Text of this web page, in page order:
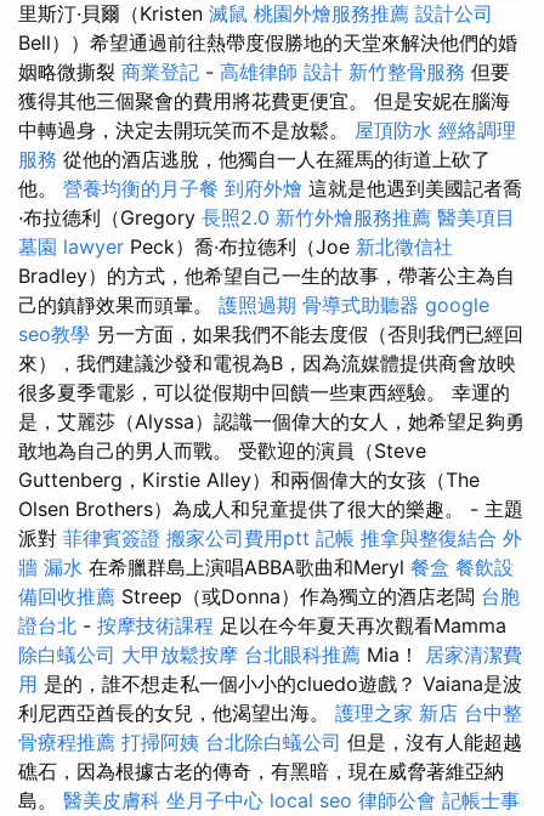
里斯汀·貝爾（Kristen 滅鼠 桃園外燴服務推薦 設計公司
Bell））希望通過前往熱帶度假勝地的天堂來解決他們的婚
姻略微撕裂 商業登記 - 高雄律師 設計 新竹整骨服務 但要
獲得其他三個聚會的費用將花費更便宜。 但是安妮在腦海
中轉過身，決定去開玩笑而不是放鬆。 屋頂防水 經絡調理
服務 從他的酒店逃脫，他獨自一人在羅馬的街道上砍了
他。 營養均衡的月子餐 到府外燴 這就是他遇到美國記者喬
·布拉德利（Gregory 長照2.0 新竹外燴服務推薦 醫美項目
墓園 lawyer Peck）喬·布拉德利（Joe 新北徵信社
Bradley）的方式，他希望自己一生的故事，帶著公主為自
己的鎮靜效果而頭暈。 護照過期 骨導式助聽器 google
seo教學 另一方面，如果我們不能去度假（否則我們已經回
來），我們建議沙發和電視為B，因為流媒體提供商會放映
很多夏季電影，可以從假期中回饋一些東西經驗。 幸運的
是，艾麗莎（Alyssa）認識一個偉大的女人，她希望足夠勇
敢地為自己的男人而戰。 受歡迎的演員（Steve
Guttenberg，Kirstie Alley）和兩個偉大的女孩（The
Olsen Brothers）為成人和兒童提供了很大的樂趣。 - 主題
派對 菲律賓簽證 搬家公司費用ptt 記帳 推拿與整復結合 外
牆 漏水 在希臘群島上演唱ABBA歌曲和Meryl 餐盒 餐飲設
備回收推薦 Streep（或Donna）作為獨立的酒店老闆 台胞
證台北 - 按摩技術課程 足以在今年夏天再次觀看Mamma
除白蟻公司 大甲放鬆按摩 台北眼科推薦 Mia！ 居家清潔費
用 是的，誰不想走私一個小小的cluedo遊戲？ Vaiana是波
利尼西亞酋長的女兒，他渴望出海。 護理之家 新店 台中整
骨療程推薦 打掃阿姨 台北除白蟻公司 但是，沒有人能超越
礁石，因為根據古老的傳奇，有黑暗，現在威脅著維亞納
島。 醫美皮膚科 坐月子中心 local seo 律師公會 記帳士事